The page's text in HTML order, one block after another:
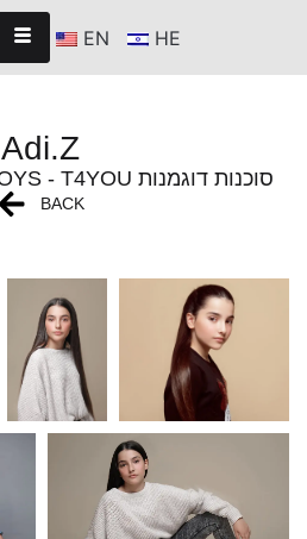
EN HE
Adi.Z
YOUNG GIRLS & BOYS - T4YOU סוכנות דוגמנות
BACK